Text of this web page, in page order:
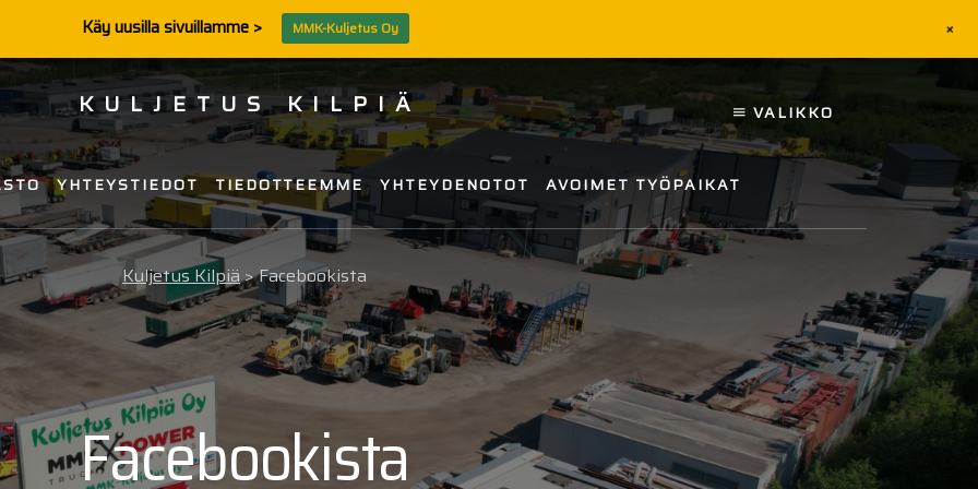
VALIKKO
KULJETUS KILPIÄ
YHTEYSTIEDOT TIEDOTTEEMME YHTEYDENOTOT AVOIMET TYÖPAIKAT
Kuljetus Kilpiä>Facebookista
Facebookista
Käy uusilla sivuillamme > MMK-Kuljetus Oy +